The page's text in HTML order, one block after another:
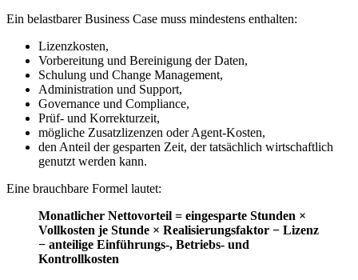
Ein belastbarer Business Case muss mindestens enthalten:
Lizenzkosten,
Vorbereitung und Bereinigung der Daten,
Schulung und Change Management,
Administration und Support,
Governance und Compliance,
Prüf- und Korrekturzeit,
mögliche Zusatzlizenzen oder Agent-Kosten,
den Anteil der gesparten Zeit, der tatsächlich wirtschaftlich
genutzt werden kann.
Eine brauchbare Formel lautet:
Monatlicher Nettovorteil = eingesparte Stunden ×
Vollkosten je Stunde × Realisierungsfaktor − Lizenz
− anteilige Einführungs-, Betriebs- und
Kontrollkosten